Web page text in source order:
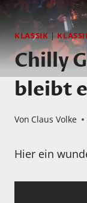
KLASSIK|
Chilly
bleibt
Von Claus Volke
Hier ein